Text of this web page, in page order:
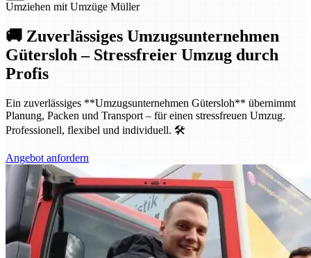
Umziehen mit Umzüge Müller
🚚 Zuverlässiges Umzugsunternehmen
Gütersloh – Stressfreier Umzug durch
Profis
Ein zuverlässiges **Umzugsunternehmen Gütersloh** übernimmt
Planung, Packen und Transport – für einen stressfreuen Umzug.
Professionell, flexibel und individuell. 🛠️
Angebot anfordern